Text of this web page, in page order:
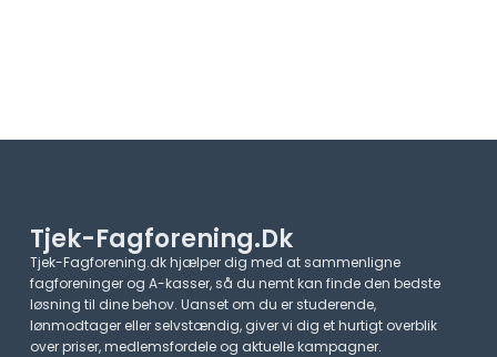
Tjek-Fagforening.dk
Tjek-Fagforening.dk hjælper dig med at sammenligne
fagforeninger og A-kasser, så du nemt kan finde den bedste
løsning til dine behov. Uanset om du er studerende,
lønmodtager eller selvstændig, giver vi dig et hurtigt overblik
over priser, medlemsfordele og aktuelle kampagner.​